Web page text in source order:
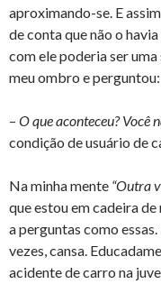
aproximando-se. E
de conta que não o
com ele poderia ser
meu ombro e perguntou:
– O que aconteceu? Você
condição de usuário de
Na minha mente “Outra
que estou em cadeira
a perguntas como
vezes, cansa.
acidente de carro na